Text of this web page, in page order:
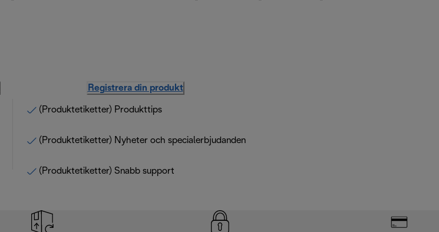
Registrera din produkt
(Produktetiketter) Produkttips
(Produktetiketter) Nyheter och specialerbjudanden
(Produktetiketter) Snabb support